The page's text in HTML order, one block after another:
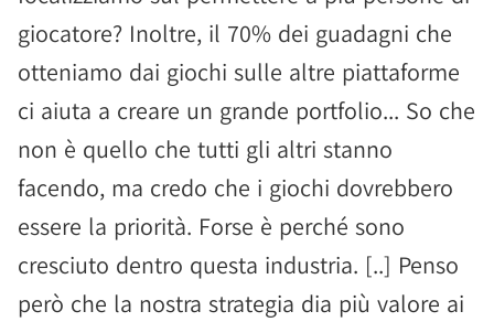
giocatore? Inoltre, il 70% dei guadagni che
otteniamo dai giochi sulle altre piattaforme
ci aiuta a creare un grande portfolio... So che
non è quello che tutti gli altri stanno
facendo, ma credo che i giochi dovrebbero
essere la priorità. Forse è perché sono
cresciuto dentro questa industria. [..] Penso
però che la nostra strategia dia più valore ai